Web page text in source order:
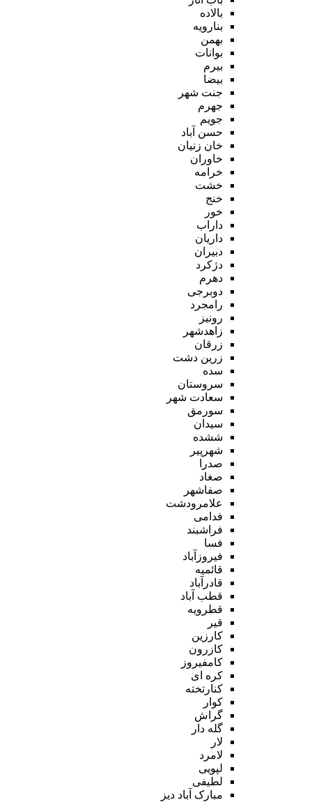
بالاده
بنارویه
بهمن
بوانات
بیرم
بیضا
جنت شهر
جهرم
جویم
حسن آباد
خان زنیان
خاوران
خرامه
خشت
خنج
خور
داراب
داریان
دبیران
دژکرد
دهرم
دوبرجی
رامجرد
رونیز
زاهدشهر
زرقان
زرین دشت
سده
سروستان
سعادت شهر
سورمق
سیدان
ششده
شهرپیر
صدرا
صغاد
صفاشهر
علامرودشت
فدامی
فراشبند
فسا
فیروزآباد
قائمیه
قادرآباد
قطب آباد
قطرویه
قیر
کارزین
کازرون
کامفیروز
کره ای
کنارتخته
کوار
گراش
گله دار
لار
لامرد
لپویی
لطیفی
مبارک آباد دیز